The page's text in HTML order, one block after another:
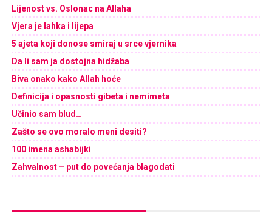
Lijenost vs. Oslonac na Allaha
Vjera je lahka i lijepa
5 ajeta koji donose smiraj u srce vjernika
Da li sam ja dostojna hidžaba
Biva onako kako Allah hoće
Definicija i opasnosti gibeta i nemimeta
Učinio sam blud…
Zašto se ovo moralo meni desiti?
100 imena ashabijki
Zahvalnost – put do povećanja blagodati